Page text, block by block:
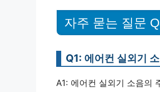
자주 묻는 질문
Q1: 에어컨 실외기
A1: 에어컨 실외기 소음의